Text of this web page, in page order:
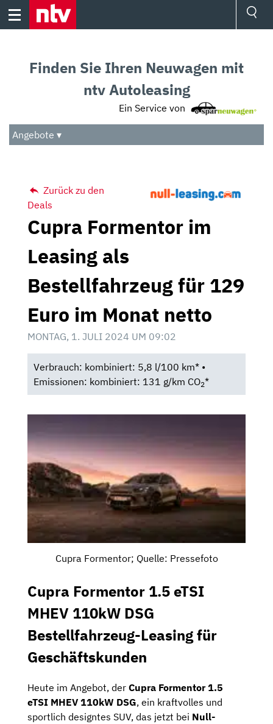
Skip
Audio
Das Beste
Finden Sie Ihren Neuwagen mit
ntv Autoleasing
Ein Service von
Angebote ▾
Zurück zu den
Deals
Cupra Formentor im
Leasing als
Bestellfahrzeug für 129
Euro im Monat netto
MONTAG, 1. JULI 2024 UM 09:02
Verbrauch: kombiniert: 5,8 l/100 km* •
Emissionen: kombiniert: 131 g/km CO2*
Cupra Formentor; Quelle: Pressefoto
Cupra Formentor 1.5 eTSI
MHEV 110kW DSG
Bestellfahrzeug-Leasing für
Geschäftskunden
Heute im Angebot, der Cupra Formentor 1.5
eTSI MHEV 110kW DSG, ein kraftvolles und
sportlich designtes SUV, das jetzt bei Null-